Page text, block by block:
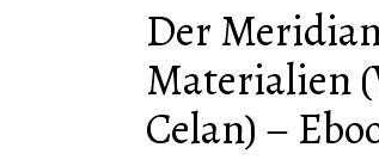
Der
Materialien
Celan) –